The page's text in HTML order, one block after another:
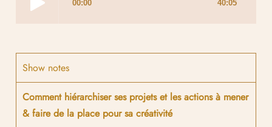
Show notes
Comment hiérarchiser ses projets et les actions à mener
& faire de la place pour sa créativité